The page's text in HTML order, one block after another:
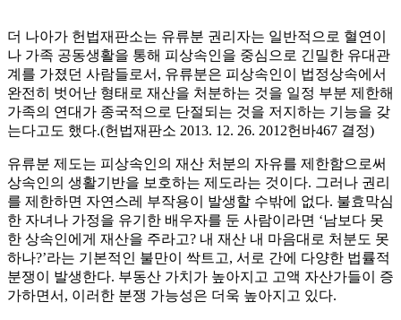
더 나아가 헌법재판소는 유류분 권리자는 일반적으로 혈연이
나 가족 공동생활을 통해 피상속인을 중심으로 긴밀한 유대관
계를 가졌던 사람들로서, 유류분은 피상속인이 법정상속에서
완전히 벗어난 형태로 재산을 처분하는 것을 일정 부분 제한해
가족의 연대가 종국적으로 단절되는 것을 저지하는 기능을 갖
는다고도 했다.(헌법재판소 2013. 12. 26. 2012헌바467 결정)
유류분 제도는 피상속인의 재산 처분의 자유를 제한함으로써
상속인의 생활기반을 보호하는 제도라는 것이다. 그러나 권리
를 제한하면 자연스레 부작용이 발생할 수밖에 없다. 불효막심
한 자녀나 가정을 유기한 배우자를 둔 사람이라면 ‘남보다 못
한 상속인에게 재산을 주라고? 내 재산 내 마음대로 처분도 못
하나?’라는 기본적인 불만이 싹트고, 서로 간에 다양한 법률적
분쟁이 발생한다. 부동산 가치가 높아지고 고액 자산가들이 증
가하면서, 이러한 분쟁 가능성은 더욱 높아지고 있다.